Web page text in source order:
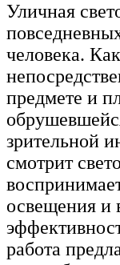
Уличная
человека.
предмете и
зрительной
смотрит
освещения и
работа